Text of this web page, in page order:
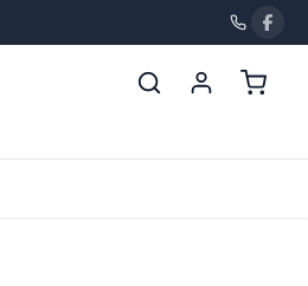
POWRÓT